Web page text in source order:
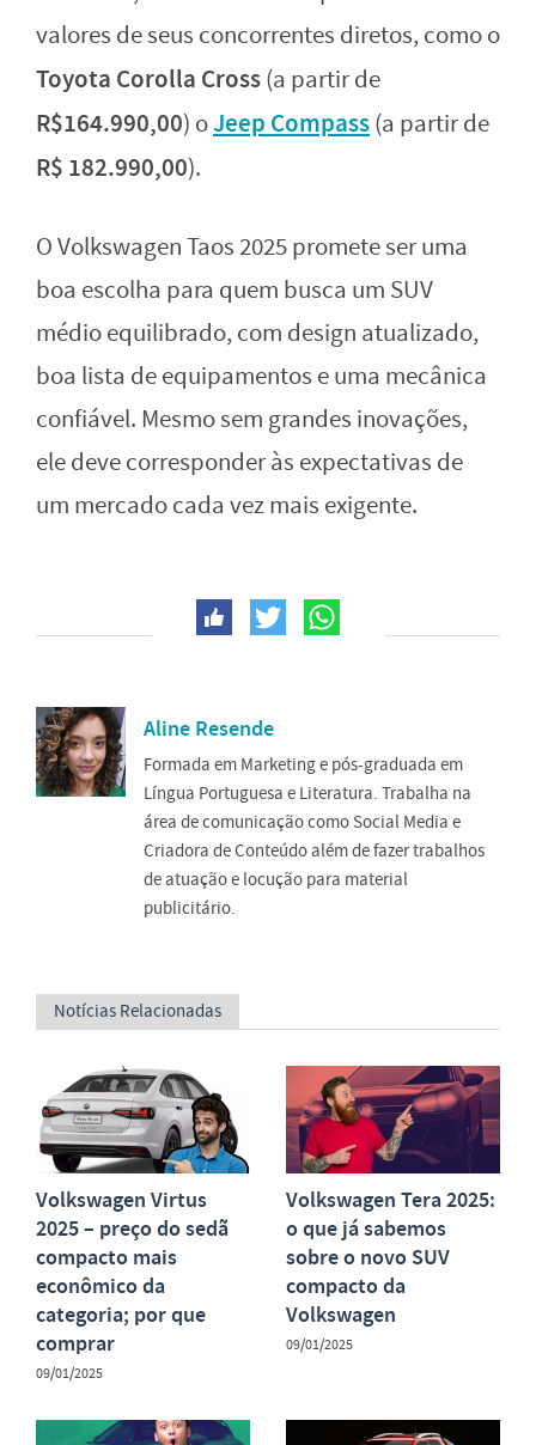
valores de seus concorrentes diretos, como o
Toyota Corolla Cross(a partir de
R$164.990,00) oJeep Compass(a partir de
R$ 182.990,00).
O Volkswagen Taos 2025 promete ser uma
boa escolha para quem busca um SUV
médio equilibrado, com design atualizado,
boa lista de equipamentos e uma mecânica
confiável. Mesmo sem grandes inovações,
ele deve corresponder às expectativas de
um mercado cada vez mais exigente.
Aline Resende
Formada em Marketing e pós-graduada em
Língua Portuguesa e Literatura. Trabalha na
área de comunicação como Social Media e
Criadora de Conteúdo além de fazer trabalhos
de atuação e locução para material
publicitário.
Notícias Relacionadas
Volkswagen Virtus
2025 – preço do sedã
compacto mais
econômico da
categoria; por que
comprar
09/01/2025
Volkswagen Tera 2025:
o que já sabemos
sobre o novo SUV
compacto da
Volkswagen
09/01/2025